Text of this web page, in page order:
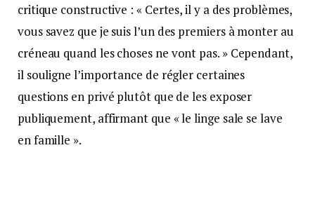
critique constructive : « Certes, il y a des problèmes,
vous savez que je suis l’un des premiers à monter au
créneau quand les choses ne vont pas. » Cependant,
il souligne l’importance de régler certaines
questions en privé plutôt que de les exposer
publiquement, affirmant que « le linge sale se lave
en famille ».